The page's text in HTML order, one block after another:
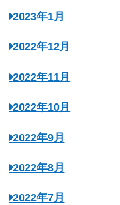
2023年1月
2022年12月
2022年11月
2022年10月
2022年9月
2022年8月
2022年7月